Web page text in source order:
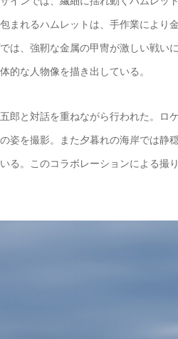
まれるハムレットは、手作業により
は、強靭な金属の甲冑が激しい戦い
的な人物像を描き出している。
郎と対話を重ねながら行われた。ロ
姿を撮影。また夕暮れの海岸では静
る。このコラボレーションによる撮